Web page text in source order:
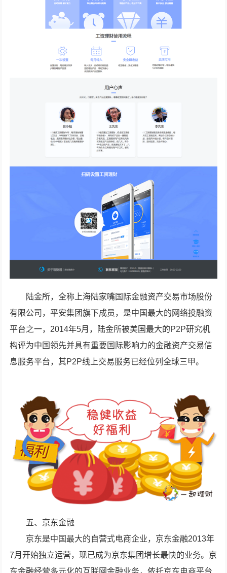
陆金所，全称上海陆家嘴国际金融资产交易市场股份
有限公司，平安集团旗下成员，是中国最大的网络投融资
平台之一，2014年5月，陆金所被美国最大的P2P研究机
构评为中国领先并具有重要国际影响力的金融资产交易信
息服务平台，其P2P线上交易服务已经位列全球三甲。
五、京东金融
京东是中国最大的自营式电商企业，京东金融2013年
7月开始独立运营，现已成为京东集团增长最快的业务。京